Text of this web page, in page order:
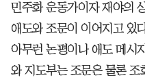
민주화 운동가이자 재야의
애도와 조문이 이어지고 있
아무런 논평이나 애도 메시
와 지도부는 조문은 물론